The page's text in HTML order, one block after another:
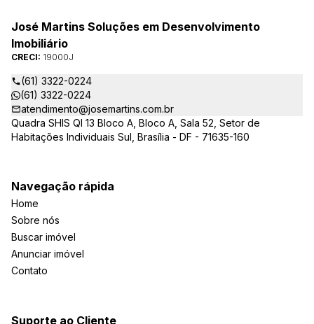
José Martins Soluções em Desenvolvimento
Imobiliário
CRECI: 19000J
(61) 3322-0224
(61) 3322-0224
atendimento@josemartins.com.br
Quadra SHIS QI 13 Bloco A, Bloco A, Sala 52, Setor de
Habitações Individuais Sul, Brasília - DF - 71635-160
Navegação rápida
Home
Sobre nós
Buscar imóvel
Anunciar imóvel
Contato
Suporte ao Cliente